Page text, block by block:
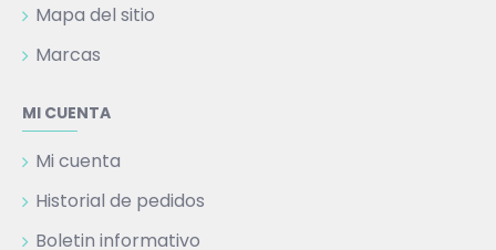
Mapa del sitio
Marcas
MI CUENTA
Mi cuenta
Historial de pedidos
Boletin informativo